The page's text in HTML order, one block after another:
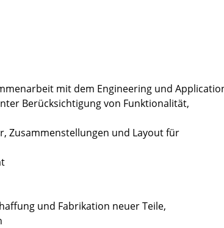
mit dem Engineering und
Berücksichtigung von Funktionalität,
Zusammenstellungen und Layout für
und Fabrikation neuer Teile,